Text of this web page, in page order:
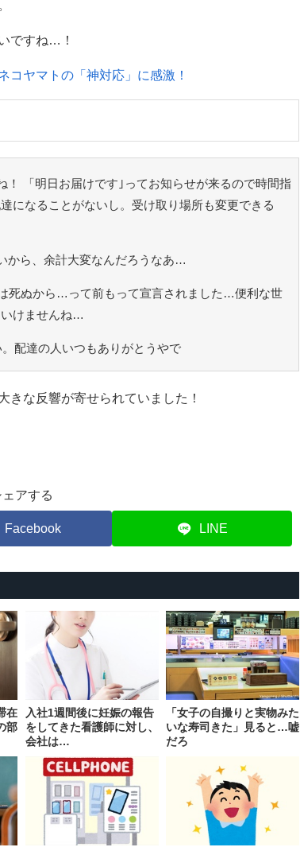
ですね…！
ヤマトの「神対応」に感激！
「明日お届けです｣ってお知らせが来るので時間指
になることがないし。受け取り場所も変更できる
から、余計大変なんだろうなあ…
死ぬから…って前もって宣言されました…便利な世
けませんね…
配達の人いつもありがとうやで
きな反響が寄せられていました！
ェアする
Facebook LINE
在
部
入社1週間後に妊娠の報告
をしてきた看護師に対し、
会社は…
「女子の自撮りと実物みた
いな寿司きた」見ると…嘘
だろ